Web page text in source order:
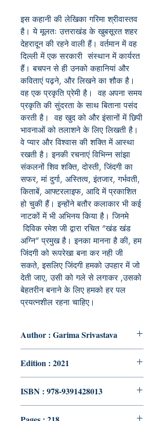
इस कहानी की लेखिका गरिमा श्रीवास्तव
है। ये मूलतः उत्तराखंड के खुबसूरत शहर
देहरादून की रहने वाली हैं। वर्तमान में वह
दिल्ली में एक सरकारी संस्थान में कार्यरत
हैं। बचपन से ही उनको कहानियां और
कविताएं पढ़ने, और लिखने का शौक है।
वह एक प्रकृति प्रेमी है। वह अपना समय
प्रकृति की सुंदरता के साथ बिताना पसंद
करती है। वह खुद को और इंसानों में छिपी
भावनाओं को तलाशने के लिए लिखती है।
वे प्यार और विश्वास की शक्ति में आस्था
रखती है। इनकी रचनाएं विभिन्न सांझा
संकलनों शिव शक्ति, दोस्ती, जिंदगी का
सफर, मां दुर्गा, अस्तित्व, इंतजार, गर्भवती,
किताबें, आफ्टरलाइफ, आदि में प्रकाशित
हो चुकी हैं। इन्होंने बतौर कलाकार भी कई
नाटकों में भी अभिनय किया है। जिनमे
दिविक रमेश जी द्वारा रचित “खंड खंड
अग्नि” प्रमुख है। इनका मानना है की, हम
जिंदगी को रूपरेखा बना कर नही जी
सकते, इसलिए जिंदगी हमको उपहार में जो
देती जाए, उसी को गले से लगाकर ,उसको
बेहतरीन बनाने के लिए हमको हर पल
प्रयत्नशील रहना चाहिए।
Author : Garima Srivastava
Edition : 2021
ISBN : 978-9391428013